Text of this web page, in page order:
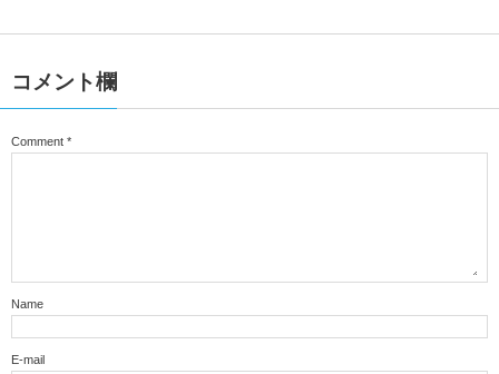
コメント欄
Comment *
Name
E-mail